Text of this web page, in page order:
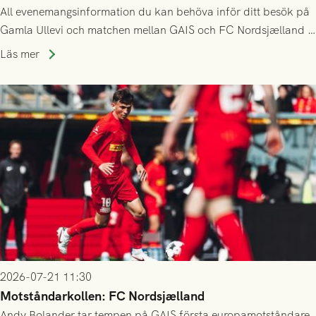
All evenemangsinformation du kan behöva inför ditt besök på
Gamla Ullevi och matchen mellan GAIS och FC Nordsjælland i
kvalet till Conference League! Avspark kl 19.00 på torsdag
Läs mer
2026-07-21 11:30
Motståndarkollen: FC Nordsjælland